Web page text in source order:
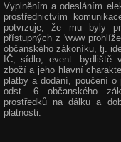
Vyplněním a odesláním
prostřednictvím
potvrzuje, že mu byly
přístupných z 'www
občanského zákoníku, tj.
IČ, sídlo, event. bydliště
zboží a jeho hlavní
platby a dodání, poučení
odst. 6 občanského
prostředků na dálku a
platnosti.